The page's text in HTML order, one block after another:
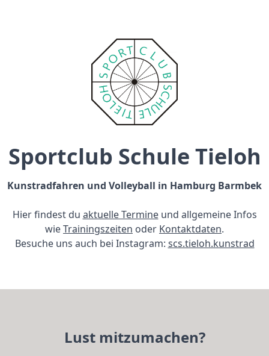
Sportclub Schule Tieloh
Kunstradfahren und Volleyball in Hamburg Barmbek
Hier findest du aktuelle Termineund allgemeine Infos
wieTrainingszeiten oder Kontaktdaten.
Besuche uns auch bei Instagram: scs.tieloh.kunstrad
Lust mitzumachen?